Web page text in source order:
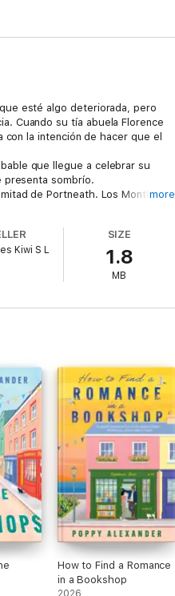
esté algo deteriorada, pero
Cuando su tía abuela Florence
la intención de hacer que el
que llegue a celebrar su
presenta sombrío.
de Portneath. Los Montbeau
con escaparates de cristal.
que podría ganarse hasta
more
Kiwi S L
SIZE
1.8
MB
How to Find a Romance
in a Bookshop
2026